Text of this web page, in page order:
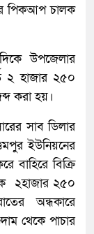
পিকআপ চালক
উপজেলার
২ হাজার ২৫০
করা হয়।
সাব ডিলার
ইউনিয়নের
বাহিরে বিক্রি
২হাজার ২৫০
অন্ধকারে
থেকে পাচার